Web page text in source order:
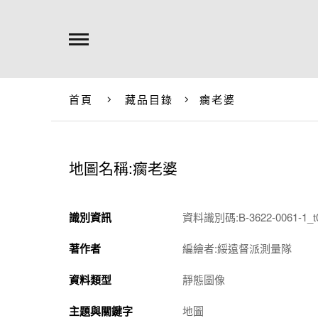
首頁 藏品目錄 瘸老婆
地圖名稱:瘸老婆
識別資訊 資料識別碼:B-3622-0061-
著作者 編繪者:綏遠督派測量隊
資料類型 靜態圖像
主題與關鍵字 地圖